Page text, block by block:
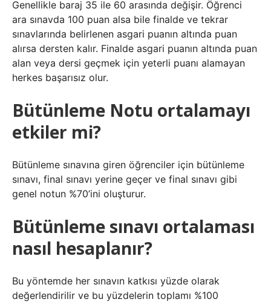
Genellikle baraj 35 ile 60 arasında değişir. Öğrenci
ara sınavda 100 puan alsa bile finalde ve tekrar
sınavlarında belirlenen asgari puanın altında puan
alırsa dersten kalır. Finalde asgari puanın altında puan
alan veya dersi geçmek için yeterli puanı alamayan
herkes başarısız olur.
Bütünleme Notu ortalamayı
etkiler mi?
Bütünleme sınavına giren öğrenciler için bütünleme
sınavı, final sınavı yerine geçer ve final sınavı gibi
genel notun %70’ini oluşturur.
Bütünleme sınavı ortalaması
nasıl hesaplanır?
Bu yöntemde her sınavın katkısı yüzde olarak
değerlendirilir ve bu yüzdelerin toplamı %100